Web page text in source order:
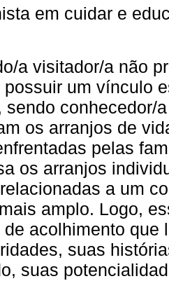
em cuidar e
a visitador/a não
possuir um vínculo
sendo conhecedor/
os arranjos de
pelas
os arranjos
a um
amplo. Logo,
de acolhimento que
suas
suas